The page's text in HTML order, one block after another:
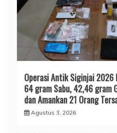
Operasi Antik Siginjai 2026
64 gram Sabu, 42,46 gram
dan Amankan 21 Orang
Agustus 3, 2026